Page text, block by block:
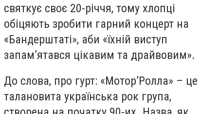
святкує своє 20-річчя, тому хлопці
обіцяють зробити гарний концерт на
«Бандерштаті», аби «їхній виступ
запам’ятався цікавим та драйвовим».
До слова, про гурт: «Мотор’Ролла» – це
талановита українська рок група,